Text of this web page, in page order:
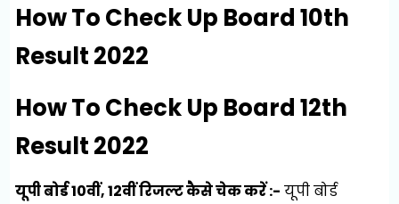
How To Check Up Board 10th
Result 2022
How To Check Up Board 12th
Result 2022
यूपी बोर्ड 10वीं,12वींरिजल्ट कैसे चेक करें :- यूपी बोर्ड